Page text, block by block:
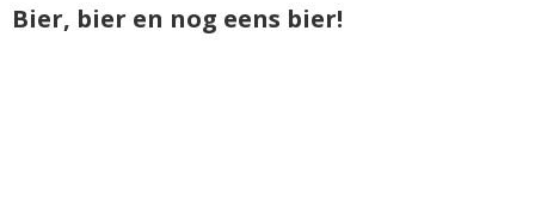
Bier, bier en nog eens bier!